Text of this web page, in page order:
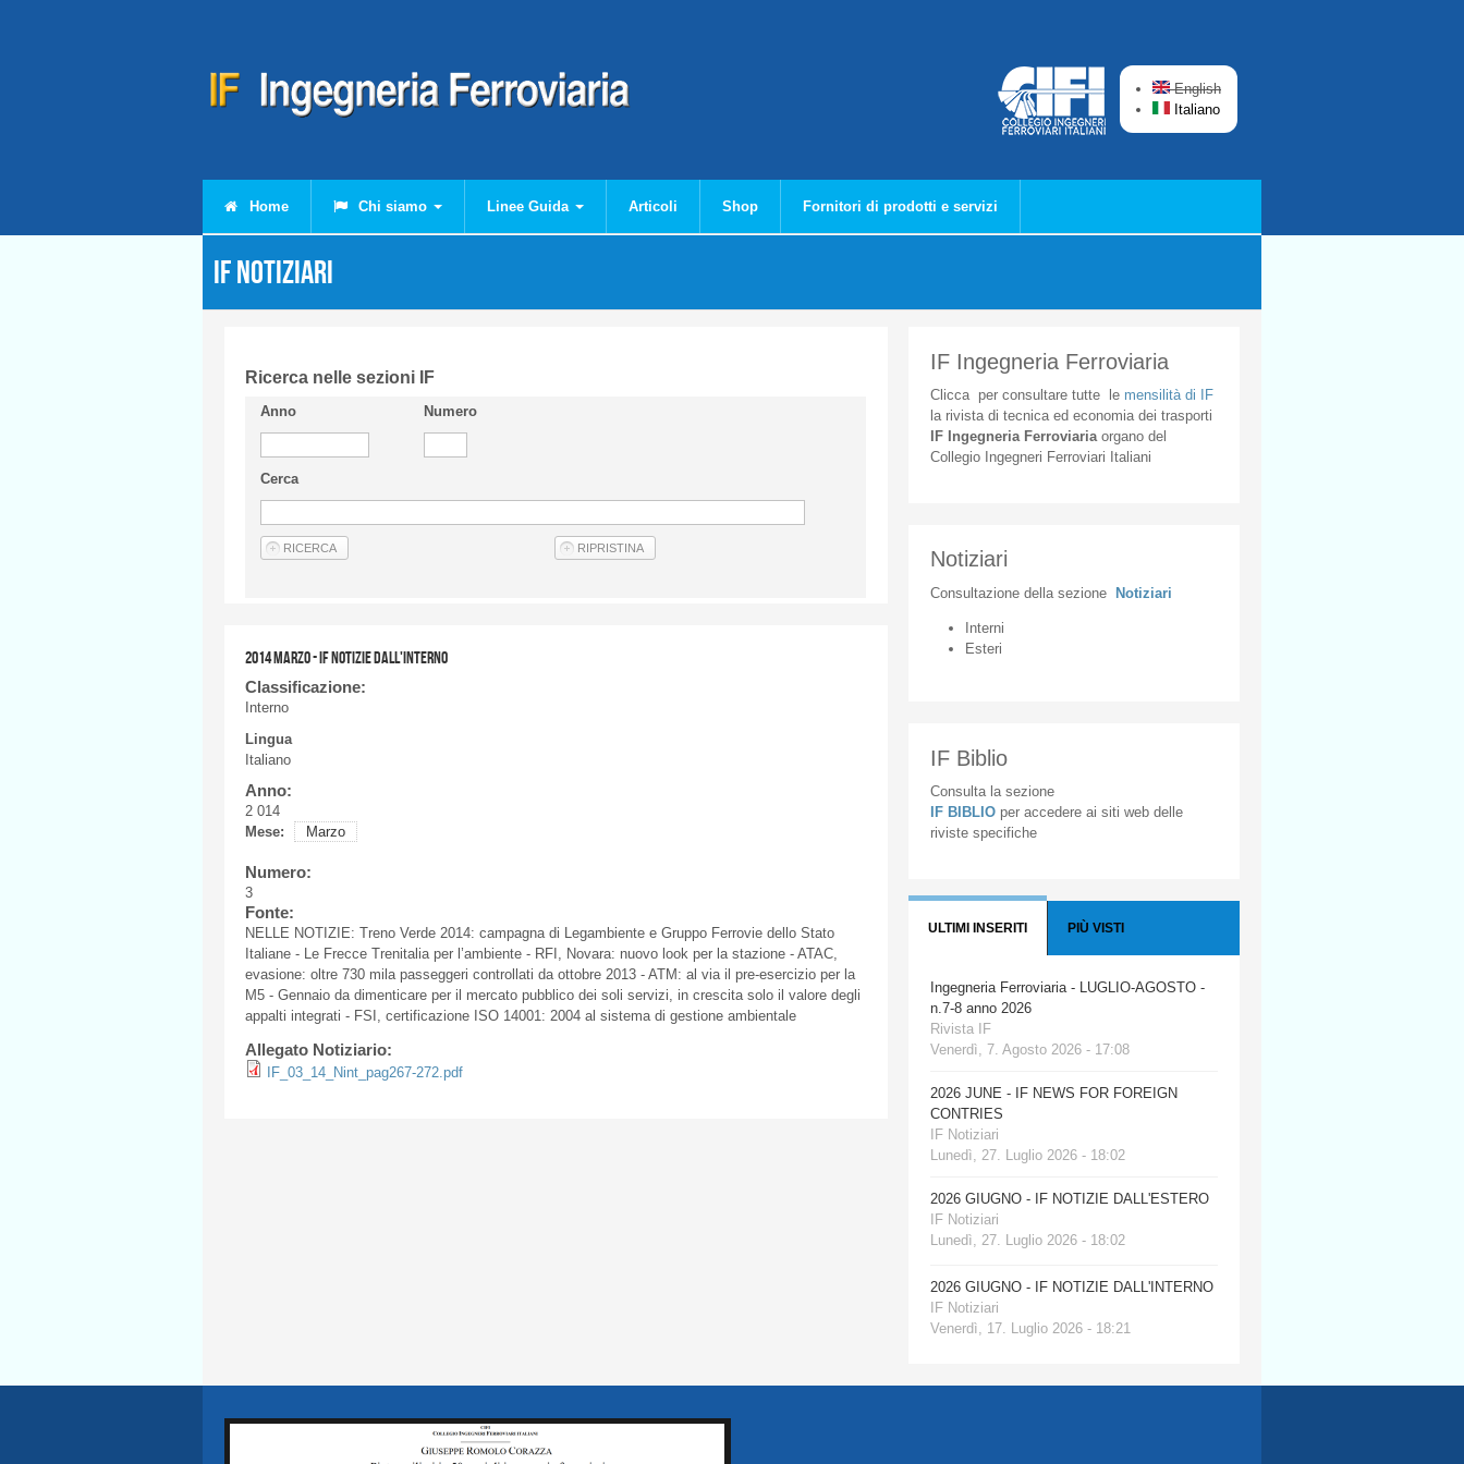
English
Italiano
Home Chi siamo Linee Guida Articoli Shop Fornitori di prodotti e servizi
IF Notiziari
Ricerca nelle sezioni IF
Anno Numero
Cerca
2014 MARZO - IF NOTIZIE DALL'INTERNO
Classificazione:
Interno
Lingua
Italiano
Anno:
2 014
Mese:
Marzo
Numero:
3
Fonte:
NELLE NOTIZIE: Treno Verde 2014: campagna di Legambiente e Gruppo Ferrovie dello Stato
Italiane - Le Frecce Trenitaliaper l’ambiente - RFI , Novara: nuovo look per la stazione - ATAC,
evasione: oltre 730 mila passeggeri controllati da ottobre 2013 - ATM: al via il pre-esercizio per la
M5 - Gennaio da dimenticare per il mercato pubblico dei soli servizi, in crescitasolo il valore degli
appalti integrati - FSI , certificazione ISO 14001: 2004 al sistema di gestione ambientale
Allegato Notiziario:
IF_03_14_Nint_pag267-272.pdf
IF Ingegneria Ferroviaria
Cliccaper consultare tuttele mensilità di IF
la rivista di tecnica ed economia dei trasporti
IF Ingegneria Ferroviaria organodel
Collegio
Ingegneri Ferroviari Italiani
Notiziari
Consultazione della sezione Notiziari
Interni
Esteri
IF Biblio
Consulta la sezione
IF BIBLIO per accedere ai siti web delle
riviste specifiche
ULTIMI INSERITI PIÙ VISTI
Ingegneria Ferroviaria - LUGLIO-AGOSTO -
n.7-8 anno 2026
Rivista IF
Venerdì, 7. Agosto 2026 - 17:08
2026 JUNE - IF NEWS FOR FOREIGN
CONTRIES
IF Notiziari
Lunedì, 27. Luglio 2026 - 18:02
2026 GIUGNO - IF NOTIZIE DALL'ESTERO
IF Notiziari
Lunedì, 27. Luglio 2026 - 18:02
2026 GIUGNO - IF NOTIZIE DALL'INTERNO
IF Notiziari
Venerdì, 17. Luglio 2026 - 18:21